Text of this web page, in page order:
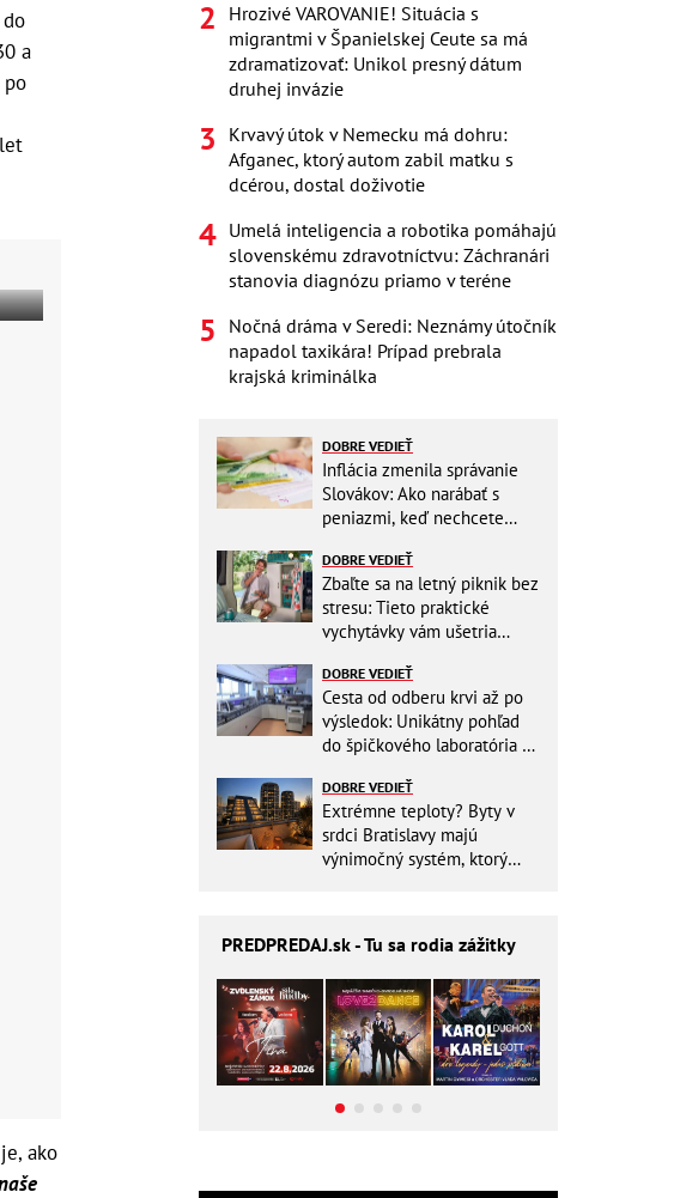
a
ako
Hrozivé VAROVANIE! Situácia s
migrantmi v Španielskej Ceute sa má
zdramatizovať: Unikol presný dátum
druhej invázie
Krvavý útok v Nemecku má dohru:
Afganec, ktorý autom zabil matku s
dcérou, dostal doživotie
Umelá inteligencia a robotika pomáhajú
slovenskému zdravotníctvu: Záchranári
stanovia diagnózu priamo v teréne
Nočná dráma v Seredi: Neznámy útočník
napadol taxikára! Prípad prebrala
krajská kriminálka
DOBRE VEDIEŤ
Inflácia zmenila správanie
Slovákov: Ako narábať s
peniazmi, keď nechcete
DOBRE VEDIEŤ
Zbaľte sa na letný piknik bez
stresu: Tieto praktické
vychytávky vám ušetria
DOBRE VEDIEŤ
Cesta od odberu krvi až po
výsledok: Unikátny pohľad
do špičkového laboratória na
DOBRE VEDIEŤ
Extrémne teploty? Byty v
srdci Bratislavy majú
výnimočný systém, ktorý
PREDPREDAJ.sk - Tu sa rodia zážitky